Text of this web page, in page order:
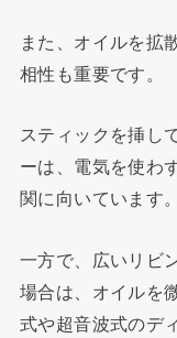
また、オイルを拡
相性も重要です。
スティックを挿し
ーは、電気を使わ
関に向いています。
一方で、広いリビ
場合は、オイルを
式や超音波式のデ